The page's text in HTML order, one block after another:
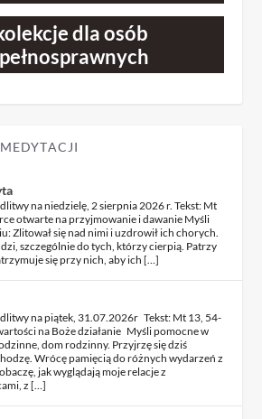
dla osób
na niedzielę, 2 sierpnia 2026 r. Tekst: Mt
otwarte na przyjmowanie i dawanie Myśli
Zlitował się nad nimi i uzdrowił ich chorych.
szczególnie do tych, którzy cierpią. Patrzy
się przy nich, aby ich […]
na piątek, 31.07.2026r Tekst: Mt 13, 54-
na Boże działanie Myśli pomocne w
dom rodzinny. Przyjrzę się dziś
Wrócę pamięcią do różnych wydarzeń z
jak wyglądają moje relacje z
z […]